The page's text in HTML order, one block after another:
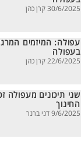
30/6/2025 קרן כהן
עפולה: המיזמים
בעפולה
22/6/2025 קרן כהן
שני תיכונים מעפולה
החינוך
9/6/2025 דני ברנר